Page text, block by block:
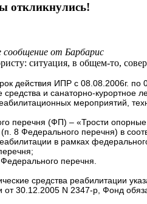
откликнулись!
сообщение от Барбарис
ситуация, в общем-то,
действия ИПР с 08.08.2006г.
и санаторно-курортное
мероприятий,
перечня (ФП) – «Трости
(п. 8 Федерального перечня) в
в рамках
перечня.
средства реабилитации
30.12.2005 N 2347-р, Фонд